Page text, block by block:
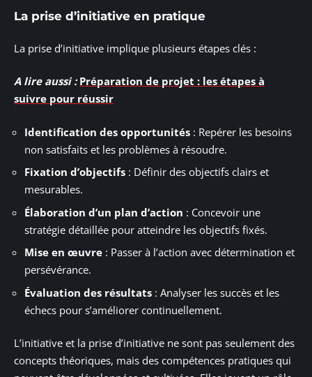
La prise d’initiative en pratique
La prise d’initiative implique plusieurs étapes clés :
A lire aussi : Préparation de projet : les étapes à
suivre pour réussir
Identification des opportunités : Repérer les besoins
non satisfaits et les problèmes à résoudre.
Fixation d’objectifs : Définir des objectifs clairs et
mesurables.
Élaboration d’un plan d’action : Concevoir une
stratégie détaillée pour atteindre les objectifs fixés.
Mise en œuvre : Passer à l’action avec détermination et
persévérance.
Évaluation des résultats : Analyser les succès et les
échecs pour s’améliorer continuellement.
L’initiative et la prise d’initiative ne sont pas seulement des
concepts théoriques, mais des compétences pratiques qui